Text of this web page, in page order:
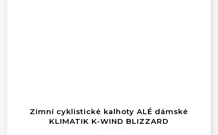
Zimní cyklistické kalhoty ALÉ dámské
KLIMATIK K-WIND BLIZZARD